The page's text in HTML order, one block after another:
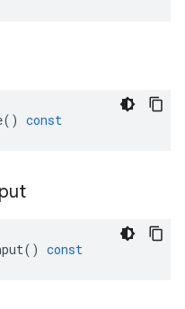
() const
() const